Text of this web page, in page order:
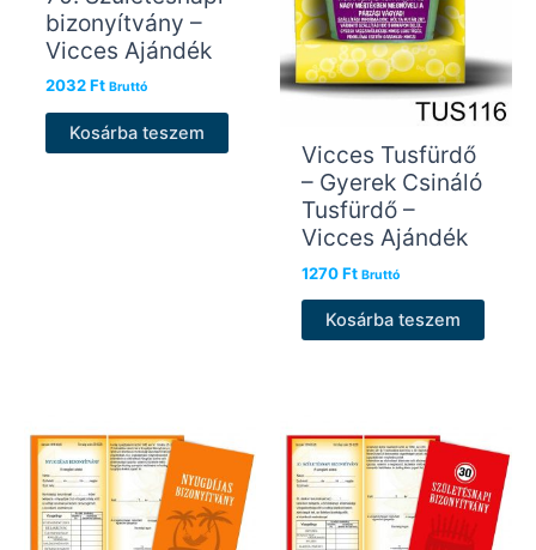
bizonyítvány –
Vicces Ajándék
2032Ft Bruttó
Kosárba teszem
Vicces Tusfürdő
– Gyerek Csináló
Tusfürdő –
Vicces Ajándék
1270Ft Bruttó
Kosárba teszem